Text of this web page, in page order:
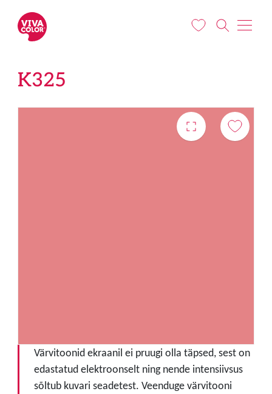
K325
Värvitoonid ekraanil ei pruugi olla täpsed, sest on
edastatud elektroonselt ning nende intensiivsus
sõltub kuvari seadetest. Veenduge värvitooni